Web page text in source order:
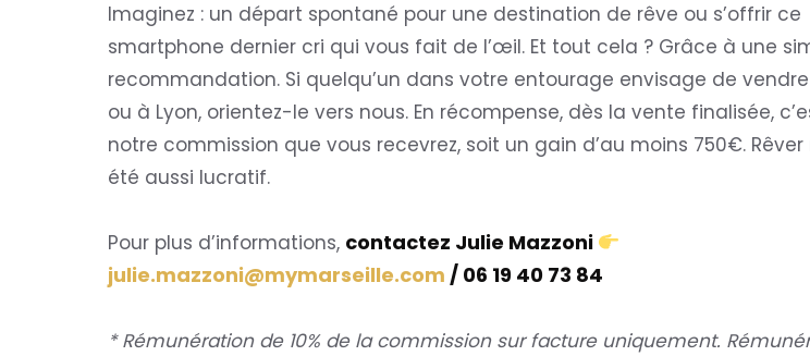
Imaginez : un départ spontané pour une destination de rêve ou s’offrir ce
smartphone dernier cri qui vous fait de l’œil. Et tout cela ? Grâce à une
recommandation. Si quelqu’un dans votre entourage envisage de
ou à Lyon, orientez-le vers nous. En récompense, dès la vente finalisée,
notre commission que vous recevrez, soit un gain d’au moins 750€. Rêver
été aussi lucratif.
Pour plus d’informations, contactez Julie Mazzoni
julie.mazzoni@mymarseille.com / 06 19 40 73 84
* Rémunération de 10% de la commission sur facture uniquement.